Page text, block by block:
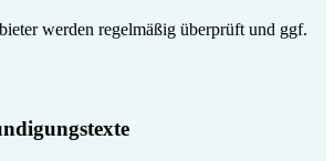
werden regelmäßig überprüft und ggf.